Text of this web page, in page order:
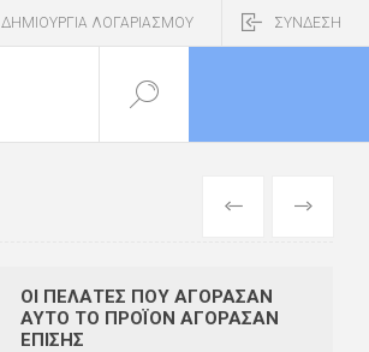
ΔΗΜΙΟΥΡΓΙΑ ΛΟΓΑΡΙΑΣΜΟΥ ΣΥΝΔΕΣΗ
ΕΠΌΜΕΝΟ
ΟΙ ΠΕΛΆΤΕΣ ΠΟΥ ΑΓΌΡΑΣΑΝ
ΑΥΤΌ ΤΟ ΠΡΟΪΌΝ ΑΓΌΡΑΣΑΝ
ΕΠΊΣΗΣ